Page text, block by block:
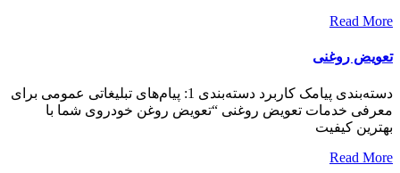
Read More
تعویض روغنی
دسته‌بندی پیامک کاربرد دسته‌بندی 1: پیام‌های تبلیغاتی عمومی برای
معرفی خدمات تعویض روغنی “تعویض روغن خودروی شما با
بهترین کیفیت
Read More